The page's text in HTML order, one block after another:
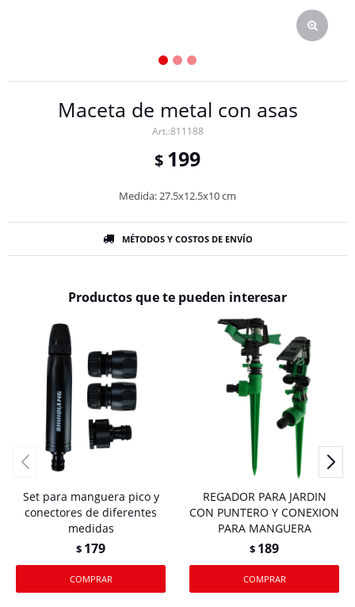
Maceta de metal con asas
811188
$ 199
Medida: 27.5x12.5x10 cm
MÉTODOS Y COSTOS DE ENVÍO
Productos que te pueden interesar
Set para manguera pico y
conectores de diferentes
medidas
$ 179
REGADOR PARA JARDIN
CON PUNTERO Y CONEXION
PARA MANGUERA
$ 189